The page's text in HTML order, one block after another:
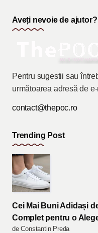
Aveți nevoie de ajutor?
Pentru sugestii sau
următoarea adresă de
contact@thepoc.ro
Trending Post
Cei Mai Buni Adidași
Complet pentru o
de Constantin Preda